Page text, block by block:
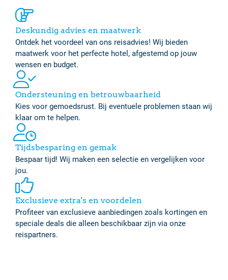
Deskundig advies en maatwerk
Ontdek het voordeel van ons reisadvies! Wij bieden
maatwerk voor het perfecte hotel, afgestemd op jouw
wensen en budget.
Ondersteuning en betrouwbaarheid
Kies voor gemoedsrust. Bij eventuele problemen staan wij
klaar om te helpen.
Tijdsbesparing en gemak
Bespaar tijd! Wij maken een selectie en vergelijken voor
jou.
Exclusieve extra's en voordelen
Profiteer van exclusieve aanbiedingen zoals kortingen en
speciale deals die alleen beschikbaar zijn via onze
reispartners.